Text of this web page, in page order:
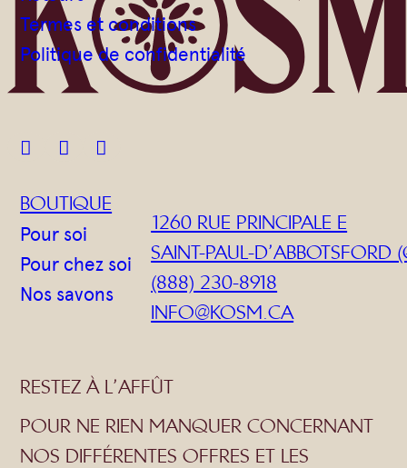
Termes et conditions
Politique de confidentialité
  
BOUTIQUE
Pour soi
Pour chez soi
Nos savons
1260 RUE PRINCIPALE E
SAINT-PAUL-D’ABBOTSFORD
(888) 230-8918
INFO@KOSM.CA
RESTEZ À L’AFFÛT
POUR NE RIEN MANQUER CONCERNANT
NOS DIFFÉRENTES OFFRES ET LES